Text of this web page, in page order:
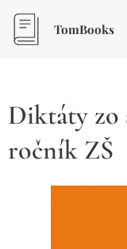
TomBooks
Diktáty zo
ročník ZŠ